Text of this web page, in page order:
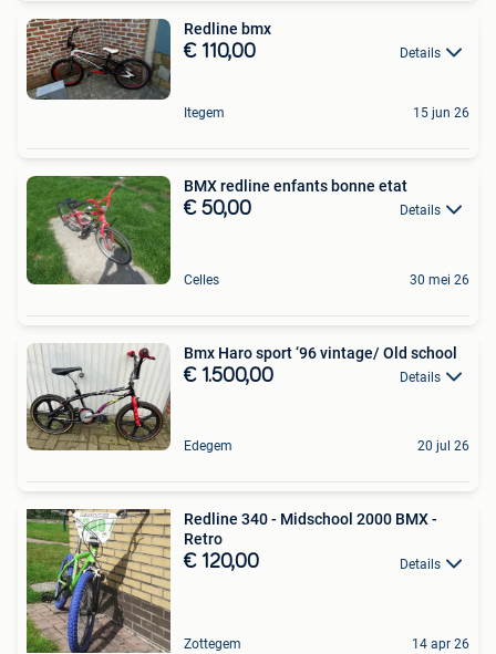
Redline bmx
€ 110,00 Details
Itegem 15 jun 26
BMX redline enfants bonne etat
€ 50,00 Details
Celles 30 mei 26
Bmx Haro sport ‘96 vintage/ Old school
€ 1.500,00 Details
Edegem 20 jul 26
Redline 340 - Midschool 2000 BMX -
Retro
€ 120,00 Details
Zottegem 14 apr 26